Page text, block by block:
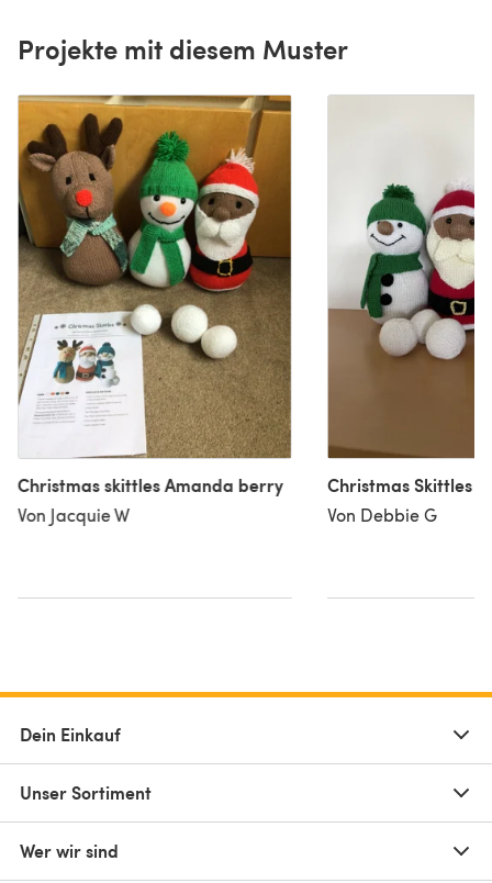
Projekte mit diesem Muster
Christmas skittles Amanda berry
Von Jacquie W
Christmas Skittles
Von Debbie G
Dein Einkauf
Unser Sortiment
Wer wir sind